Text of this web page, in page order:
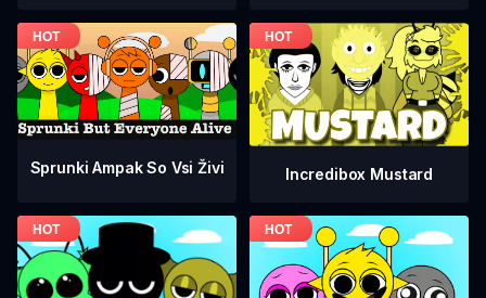
Sprunki Ampak So Vsi Živi Incredibox Mustard